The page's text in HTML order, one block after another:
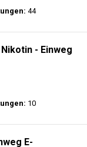
44
- Einweg
10
E-